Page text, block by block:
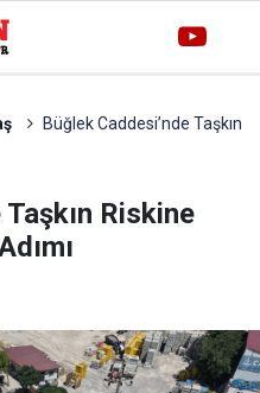
Büğlek Caddesi’nde Taşkın
Riskine